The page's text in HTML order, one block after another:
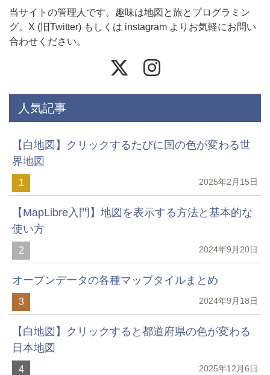
当サイトの管理人です。趣味は地図と旅とプログラミン
グ。X (旧Twitter) もしくは instagram よりお気軽にお問い
合わせください。
人気記事
【白地図】クリックするたびに国の色が変わる世
界地図
1 2025年2月15日
【MapLibre入門】地図を表示する方法と基本的な
使い方
2 2024年9月20日
オープンデータの各種マップタイルまとめ
3 2024年9月18日
【白地図】クリックすると都道府県の色が変わる
日本地図
4 2025年12月6日